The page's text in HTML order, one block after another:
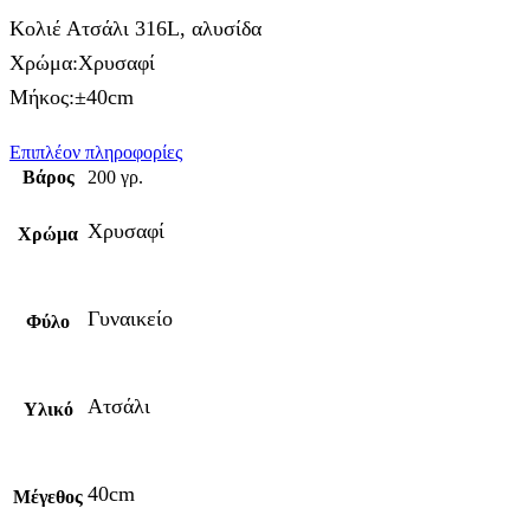
Κολιέ Ατσάλι 316L, αλυσίδα
Χρώμα:Χρυσαφί
Μήκος:±40cm
Επιπλέον πληροφορίες
Βάρος
200 γρ.
Χρώμα Χρυσαφί
Φύλο Γυναικείο
Υλικό Ατσάλι
Μέγεθος 40cm